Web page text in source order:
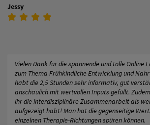
Jessy
Vielen Dank für die spannende und tolle Online
zum Thema Frühkindliche Entwicklung und
habt die 2,5 Stunden sehr informativ, gut
anschaulich mit wertvollen Inputs gefüllt.
ihr die interdisziplinäre Zusammenarbeit als
aufgezeigt habt! Man hat die gegenseitige
einzelnen Therapie-Richtungen spüren können.